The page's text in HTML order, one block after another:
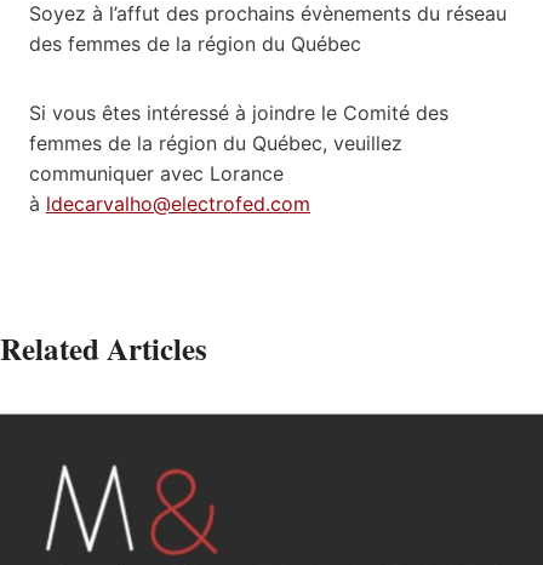
Soyez à l’affut des prochains évènements du réseau
des femmes de la région du Québec
Si vous êtes intéressé à joindre le Comité des
femmes de la région du Québec, veuillez
communiquer avec Lorance
à ldecarvalho@electrofed.com
Related Articles